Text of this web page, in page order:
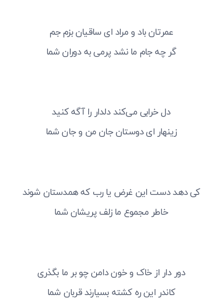
عمرتان باد و مراد ای ساقیان بزم جم
گر چه جام ما نشد پرمی به دوران شما
دل خرابی می‌کند دلدار را آگه کنید
زینهار ای دوستان جان من و جان شما
کی دهد دست این غرض یا رب که همدستان شوند
خاطر مجموع ما زلف پریشان شما
دور دار از خاک و خون دامن چو بر ما بگذری
کاندر این ره کشته بسیارند قربان شما